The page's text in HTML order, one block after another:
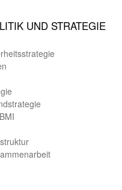
UND STRATEGIE